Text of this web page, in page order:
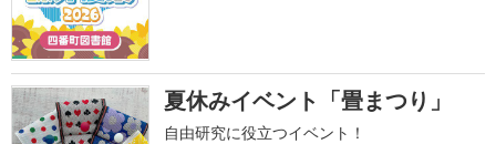
夏休みイベント「畳まつり」
自由研究に役立つイベント！